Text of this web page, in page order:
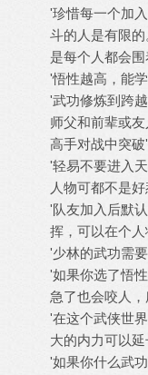
'珍惜每一个加
斗的人是有限
是每个人都会
'悟性越高，能
'武功修炼到跨
师父和前辈或
高手对战中突破
'轻易不要进入
人物可都不是
'队友加入后默
挥，可以在个
'少林的武功需
'如果你选了悟
急了也会咬人
'在这个武侠世
大的内力可以
'如果你什么武